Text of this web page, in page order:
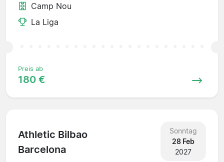
Camp Nou
La Liga
Preis ab
180 €
Athletic Bilbao
Barcelona
Sonntag
28 Feb
2027